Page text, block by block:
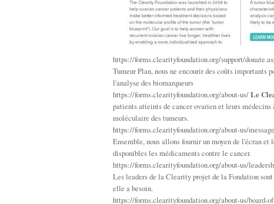
https://forms.clearityfoundation.org/support/
Tumeur Plan, nous ne encourir des coûts importants
l'analyse des biomarqueurs
https://forms.clearityfoundation.org/about-us/Le
patients atteints de cancer ovarien et leurs
moléculaire des tumeurs.
https://forms.clearityfoundation.org/about-us/
Ensemble, nous allons fournir un moyen de l'écran
disponibles les médicaments contre le cancer.
https://forms.clearityfoundation.org/about-us/
Les leaders de la Clearity projet de la Fondation
elle a besoin.
https://forms.clearityfoundation.org/about-us/board-